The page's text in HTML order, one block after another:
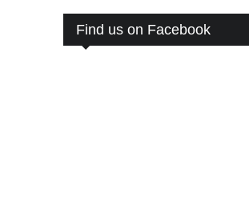
Find us on Facebook